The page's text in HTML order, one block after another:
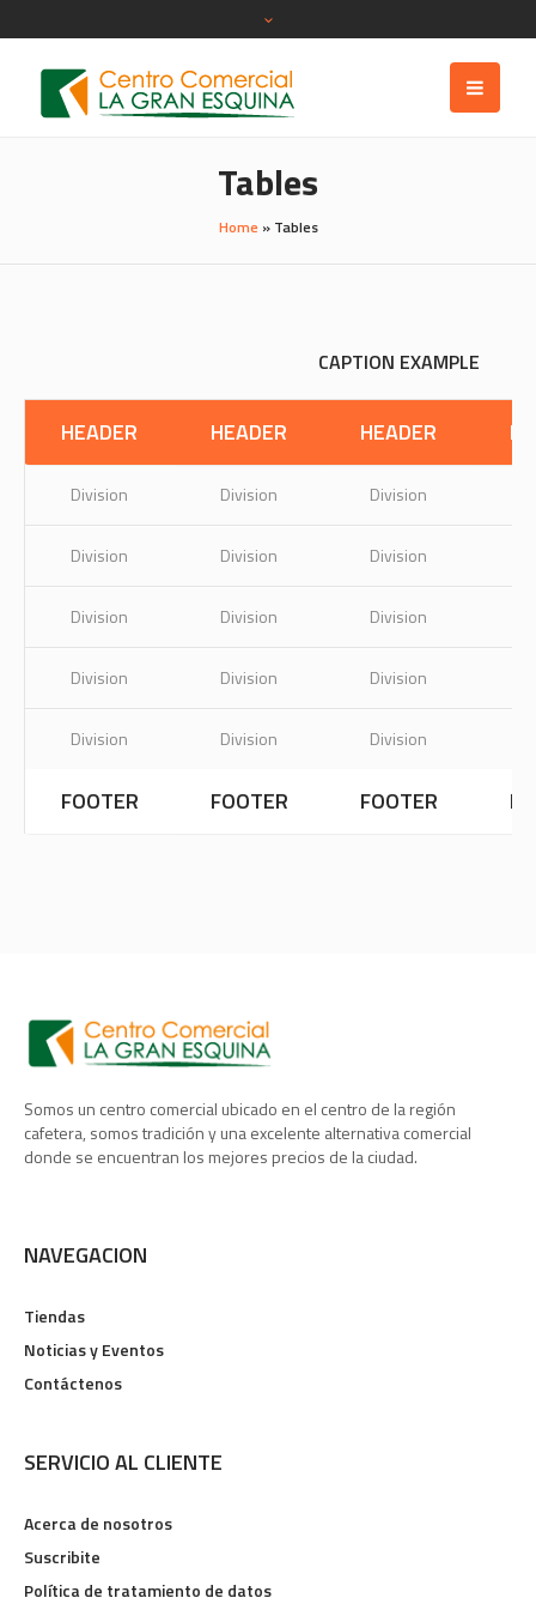
Tables
Home » Tables
CAPTION EXAMPLE
HEADER HEADER HEADER
Division Division Division
Division Division Division
Division Division Division
Division Division Division
Division Division Division
FOOTER FOOTER FOOTER
Somos un centro comercial ubicado en el centro de la región
cafetera, somos tradición y una excelente alternativa comercial
donde se encuentran los mejores precios de la ciudad.
NAVEGACION
Tiendas
Noticias y Eventos
Contáctenos
SERVICIO AL CLIENTE
Acerca de nosotros
Suscribite
Política de tratamiento de datos